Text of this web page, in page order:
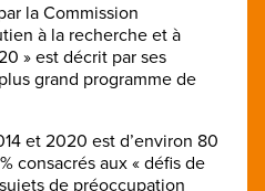
la Commission
à la recherche et à
» est décrit par ses
grand programme de
et 2020 est d’environ 80
consacrés aux « défis de
de préoccupation